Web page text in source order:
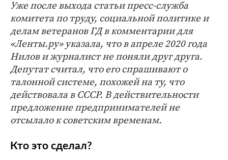
Уже после выхода статьи пресс-служба
комитета по труду, социальной политике и
делам ветеранов ГД в комментарии для
«Ленты.ру» указала, что в апреле 2020 года
Нилов и журналист не поняли друг друга.
Депутат считал, что его спрашивают о
талонной системе, похожей на ту, что
действовала в СССР. В действительности
предложение предпринимателей не
отсылало к советским временам.
Кто это сделал?